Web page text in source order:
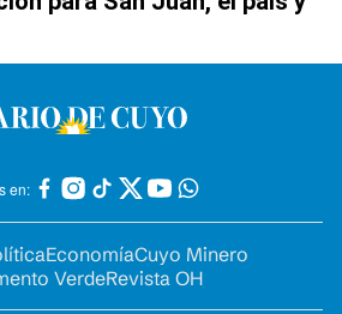
en:
EconomíaCuyo Minero
VerdeRevista OH